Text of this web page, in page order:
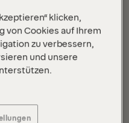
klicken,
von Cookies auf Ihrem
zu verbessern,
und unsere